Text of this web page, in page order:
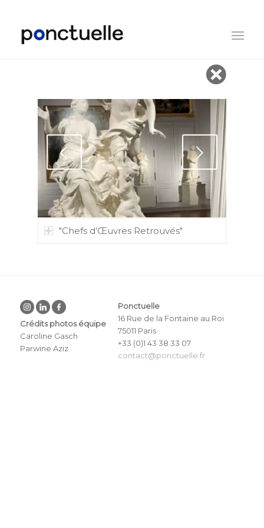
Suivant
"Chefs d’Œuvres Retrouvés"
Crédits photos équipe
Caroline Gasch
Parwine Aziz
Ponctuelle
16 Rue de la Fontaine au Roi
75011 Paris
+33 (0)1 43 38 33 07
contact@ponctuelle.fr